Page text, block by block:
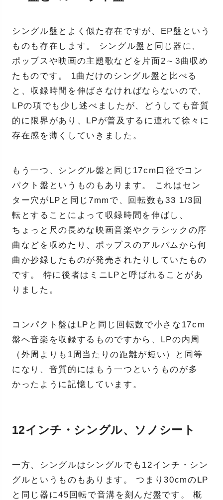
シングル盤とよく似た存在ですが、EP盤という
ものも存在します。 シングル盤と同じ器に、
ポップスや映画の主題歌などを片面2～3曲収め
たものです。 1曲だけのシングル盤と比べる
と、収録時間を伸ばさなければならないので、
LPの項でも少し述べましたが、どうしても音質
的に限界があり、LPが普及するに連れて徐々に
存在感を薄くしていきました。
もう一つ、シングル盤と同じ17cm口径でコン
パクト盤というものもあります。 これはセン
ター穴がLPと同じ7mmで、回転数も33 1/3回
転とすることによって収録時間を伸ばし、
ちょっと尺の長めな映画音楽やクラシックの序
曲などを収めたり、ポップスのアルバムから何
曲か抄録したものが発売されたりしていたもの
です。 特に後者はミニLPと呼ばれることがあ
りました。
コンパクト盤はLPと同じ回転数で小さな17cm
盤へ音楽を収録するものですから、LPの内周
（外周よりも1周当たりの距離が短い）と同等
になり、音質的にはもう一つというものが多
かったように記憶しています。
12インチ・シングル、ソノシート
一方、シングルはシングルでも12インチ・シン
グルというものもあります。 つまり30cmのLP
と同じ器に45回転で音溝を刻んだ盤です。 概